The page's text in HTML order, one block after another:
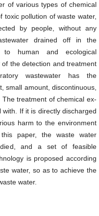
of various types of chemical
pollution of waste water,
by people, without any
drained off in the
to human and ecological
the detection and treatment
wastewater has the
small amount, discontinuous,
treatment of chemical ex-
If it is directly discharged
harm to the environment
paper, the waste water
and a set of feasible
is proposed according
water, so as to achieve the
water.